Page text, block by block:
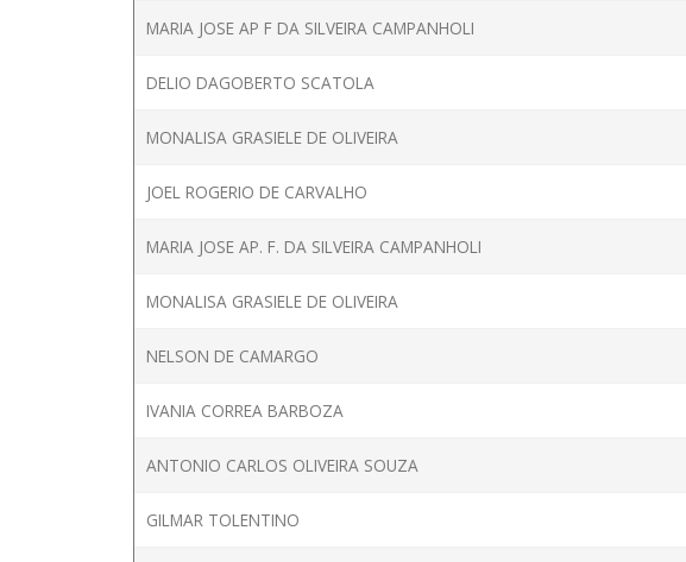
MARIA JOSE AP F DA SILVEIRA CAMPANHOLI
DELIO DAGOBERTO SCATOLA
MONALISA GRASIELE DE OLIVEIRA
JOEL ROGERIO DE CARVALHO
MARIA JOSE AP. F. DA SILVEIRA CAMPANHOLI
MONALISA GRASIELE DE OLIVEIRA
NELSON DE CAMARGO
IVANIA CORREA BARBOZA
ANTONIO CARLOS OLIVEIRA SOUZA
GILMAR TOLENTINO